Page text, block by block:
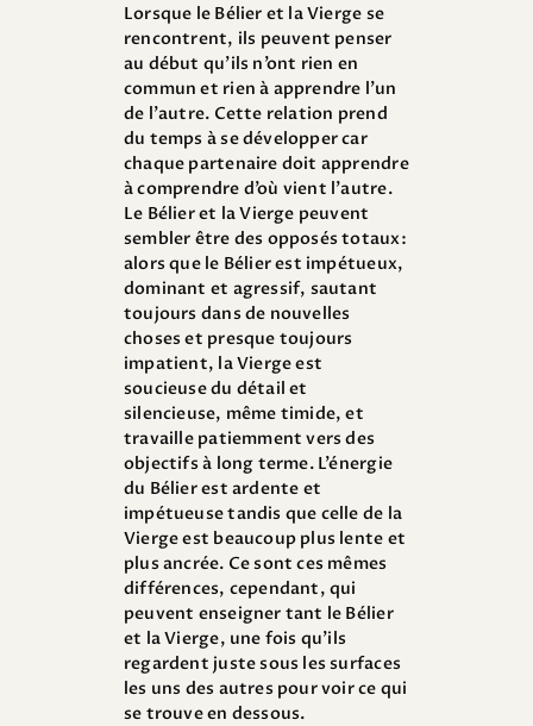
Lorsque le Bélier et la Vierge se
rencontrent, ils peuvent penser
au début qu’ils n’ont rien en
commun et rien à apprendre l’un
de l’autre. Cette relation prend
du temps à se développer car
chaque partenaire doit apprendre
à comprendre d’où vient l’autre.
Le Bélier et la Vierge peuvent
sembler être des opposés totaux:
alors que le Bélier est impétueux,
dominant et agressif, sautant
toujours dans de nouvelles
choses et presque toujours
impatient, la Vierge est
soucieuse du détail et
silencieuse, même timide, et
travaille patiemment vers des
objectifs à long terme. L’énergie
du Bélier est ardente et
impétueuse tandis que celle de la
Vierge est beaucoup plus lente et
plus ancrée. Ce sont ces mêmes
différences, cependant, qui
peuvent enseigner tant le Bélier
et la Vierge, une fois qu’ils
regardent juste sous les surfaces
les uns des autres pour voir ce qui
se trouve en dessous.